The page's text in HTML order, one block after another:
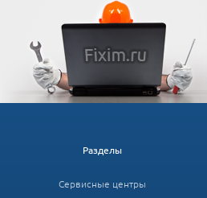
Разделы
Сервисные центры